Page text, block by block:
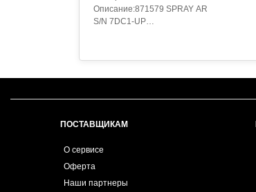
Описание:871579 SPRAY AR
S/N 7DC1-UP
AN ATTACHMENT
ПОСТАВЩИКАМ
О сервисе
Оферта
Наши партнеры